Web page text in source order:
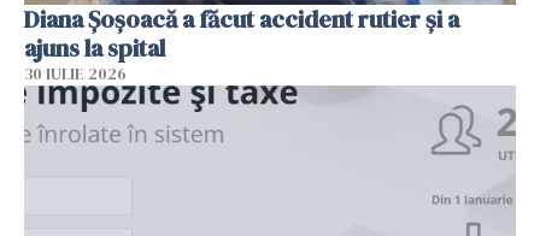
Diana Șoșoacă a făcut accident rutier și a
ajuns la spital
30 IULIE 2026